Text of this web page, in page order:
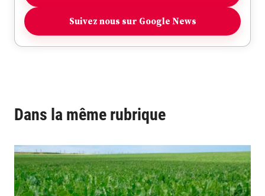
Suivez nous sur Google News
Dans la même rubrique